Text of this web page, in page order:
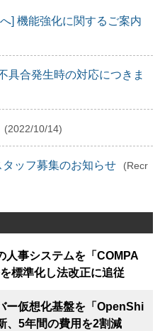
] 機能強化に関するご案内
具合発生時の対応につきま
(2022/10/14)
ッフ募集のお知らせ
(Recr
人事システムを「COMPA
標準化し法改正に追従
ー仮想化基盤を「OpenShi
5年間の費用を2割減